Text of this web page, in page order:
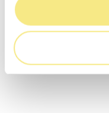
Guayas Province